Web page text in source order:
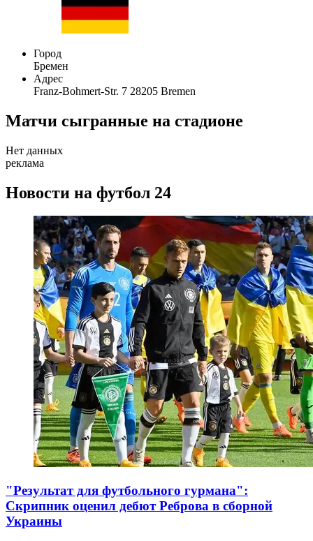
Город
Бремен
Адрес
Franz-Bohmert-Str. 7 28205 Bremen
Матчи сыгранные на стадионе
Нет данных
реклама
Новости на футбол 24
"Результат для футбольного гурмана":
Скрипник оценил дебют Реброва в сборной
Украины